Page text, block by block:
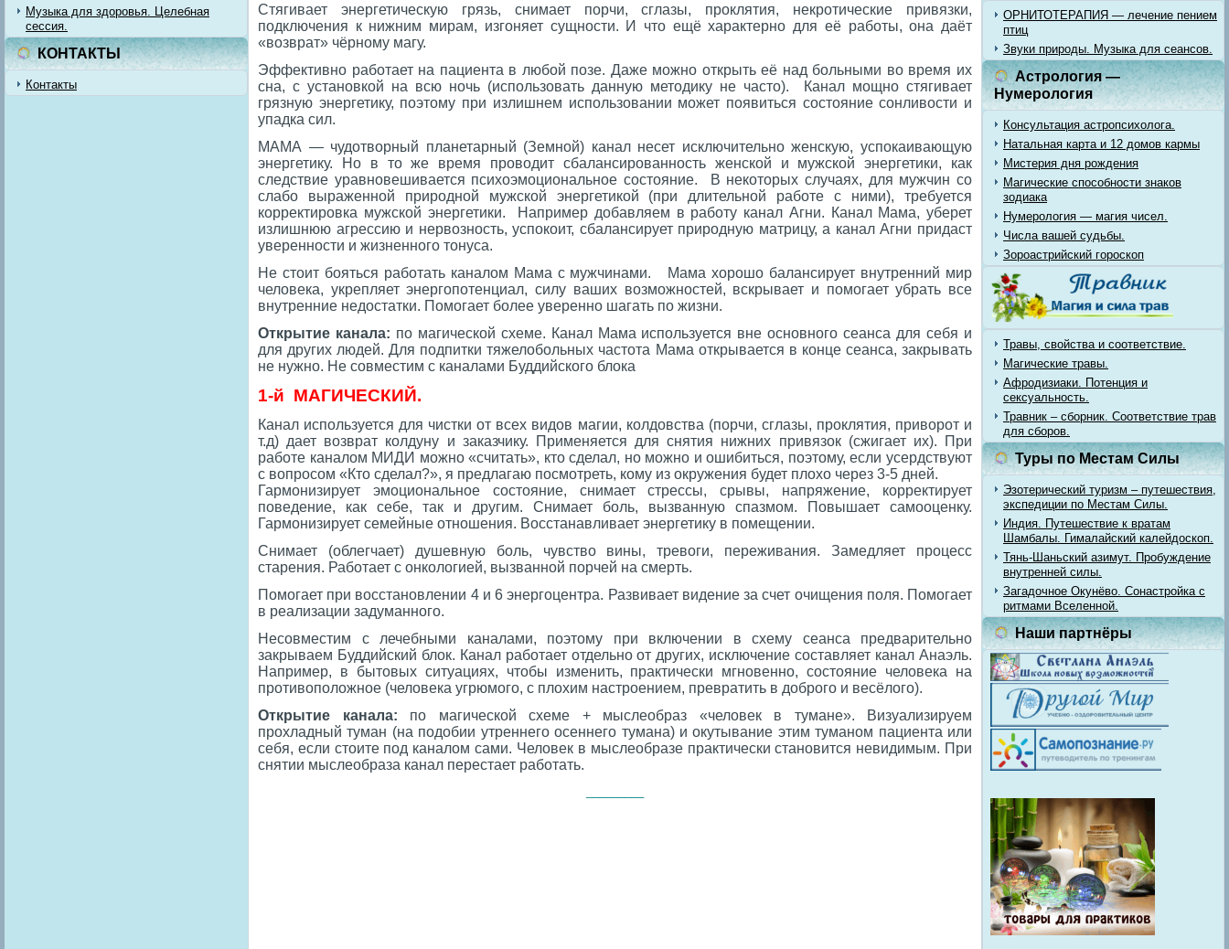
Музыка для здоровья. Целебная
сессия.
КОНТАКТЫ
Контакты
Стягивает энергетическую грязь, снимает порчи, сглазы, проклятия, некротические привязки,
подключения к нижним мирам, изгоняет сущности. И что ещё характерно для её работы, она даёт
«возврат» чёрному магу.
Эффективно работает на пациента в любой позе. Даже можно открыть её над больными во время их
сна, с установкой на всю ночь (использовать данную методику не часто). Канал мощно стягивает
грязную энергетику, поэтому при излишнем использовании может появиться состояние сонливости и
упадка сил.
МАМА — чудотворный планетарный (Земной) канал несет исключительно женскую, успокаивающую
энергетику. Но в то же время проводит сбалансированность женской и мужской энергетики, как
следствие уравновешивается психоэмоциональное состояние. В некоторых случаях, для мужчин со
слабо выраженной природной мужской энергетикой (при длительной работе с ними), требуется
корректировка мужской энергетики. Например добавляем в работу канал Агни. Канал Мама, уберет
излишнюю агрессию и нервозность, успокоит, сбалансирует природную матрицу, а канал Агни придаст
уверенности и жизненного тонуса.
Не стоит бояться работать каналом Мама с мужчинами. Мама хорошо балансирует внутренний мир
человека, укрепляет энергопотенциал, силу ваших возможностей, вскрывает и помогает убрать все
внутренние недостатки. Помогает более уверенно шагать по жизни.
Открытие канала: по магической схеме. Канал Мама используется вне основного сеанса для себя и
для других людей. Для подпитки тяжелобольных частота Мама открывается в конце сеанса, закрывать
не нужно. Не совместим с каналами Буддийского блока
1-й МАГИЧЕСКИЙ.
Канал используется для чистки от всех видов магии, колдовства (порчи, сглазы, проклятия, приворот и
т.д) дает возврат колдуну и заказчику. Применяется для снятия нижних привязок (сжигает их). При
работе каналом МИДИ можно «считать», кто сделал, но можно и ошибиться, поэтому, если усердствуют
с вопросом «Кто сделал?», я предлагаю посмотреть, кому из окружения будет плохо через 3-5 дней.
Гармонизирует эмоциональное состояние, снимает стрессы, срывы, напряжение, корректирует
поведение, как себе, так и другим. Снимает боль, вызванную спазмом. Повышает самооценку.
Гармонизирует семейные отношения. Восстанавливает энергетику в помещении.
Снимает (облегчает) душевную боль, чувство вины, тревоги, переживания. Замедляет процесс
старения. Работает с онкологией, вызванной порчей на смерть.
Помогает при восстановлении 4 и 6 энергоцентра. Развивает видение за счет очищения поля. Помогает
в реализации задуманного.
Несовместим с лечебными каналами, поэтому при включении в схему сеанса предварительно
закрываем Буддийский блок. Канал работает отдельно от других, исключение составляет канал Анаэль.
Например, в бытовых ситуациях, чтобы изменить, практически мгновенно, состояние человека на
противоположное (человека угрюмого, с плохим настроением, превратить в доброго и весёлого).
Открытие канала: по магической схеме + мыслеобраз «человек в тумане». Визуализируем
прохладный туман (на подобии утреннего осеннего тумана) и окутывание этим туманом пациента или
себя, если стоите под каналом сами. Человек в мыслеобразе практически становится невидимым. При
снятии мыслеобраза канал перестает работать.
ОРНИТОТЕРАПИЯ — лечение пением
птиц
Звуки природы. Музыка для сеансов.
Астрология —
Нумерология
Консультация астропсихолога.
Натальная карта и 12 домов кармы
Мистерия дня рождения
Магические способности знаков
зодиака
Нумерология — магия чисел.
Числа вашей судьбы.
Зороастрийский гороскоп
Травы, свойства и соответствие.
Магические травы.
Афродизиаки. Потенция и
сексуальность.
Травник – сборник. Соответствие трав
для сборов.
Туры по Местам Силы
Эзотерический туризм – путешествия,
экспедиции по Местам Силы.
Индия. Путешествие к вратам
Шамбалы. Гималайский калейдоскоп.
Тянь-Шаньский азимут. Пробуждение
внутренней силы.
Загадочное Окунёво. Сонастройка с
ритмами Вселенной.
Наши партнёры